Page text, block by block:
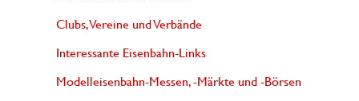
Clubs, Vereine und Verbände
Interessante Eisenbahn-Links
Modelleisenbahn-Messen, -Märkte und -Börsen